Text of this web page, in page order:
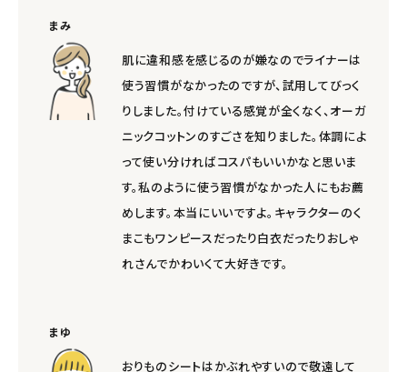
まみ
肌に違和感を感じるのが嫌なのでライナーは
使う習慣がなかったのですが、試用してびっく
りしました。付けている感覚が全くなく、オーガ
ニックコットンのすごさを知りました。体調によ
って使い分ければコスパもいいかなと思いま
す。私のように使う習慣がなかった人にもお薦
めします。本当にいいですよ。キャラクターのく
まこもワンピースだったり白衣だったりおしゃ
れさんでかわいくて大好きです。
まゆ
おりものシートはかぶれやすいので敬遠して